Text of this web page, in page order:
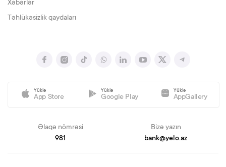
Xəbərlər
Təhlükəsizlik qaydaları
Yüklə
App Store
Yüklə
Google Play
Yüklə
AppGallery
Əlaqə nömrəsi
981
Bizə yazın
bank@yelo.az